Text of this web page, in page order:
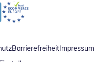
Fenster
Öffnet in neuem Fenster
Barrierefreiheit Impressum